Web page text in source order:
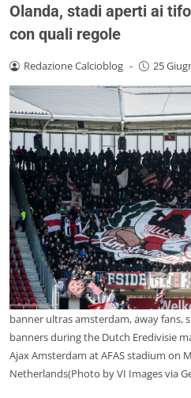
Olanda, stadi aperti ai
con quali regole
Redazione Calcioblog - 25
banner ultras amsterdam, away fans,
banners during the Dutch Eredivisie
Ajax Amsterdam at AFAS stadium on
Netherlands(Photo by VI Images via